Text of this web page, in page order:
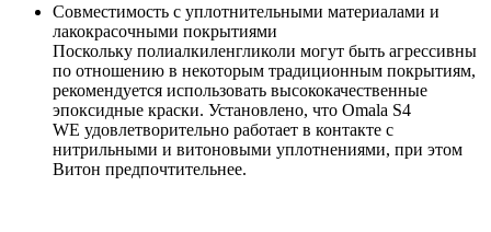
Совместимость с уплотнительными материалами и
лакокрасочными покрытиями
Поскольку полиалкиленгликоли могут быть агрессивны
по отношению в некоторым традиционным покрытиям,
рекомендуется использовать высококачественные
эпоксидные краски. Установлено, что Omala S4
WE удовлетворительно работает в контакте с
нитрильными и витоновыми уплотнениями, при этом
Витон предпочтительнее.